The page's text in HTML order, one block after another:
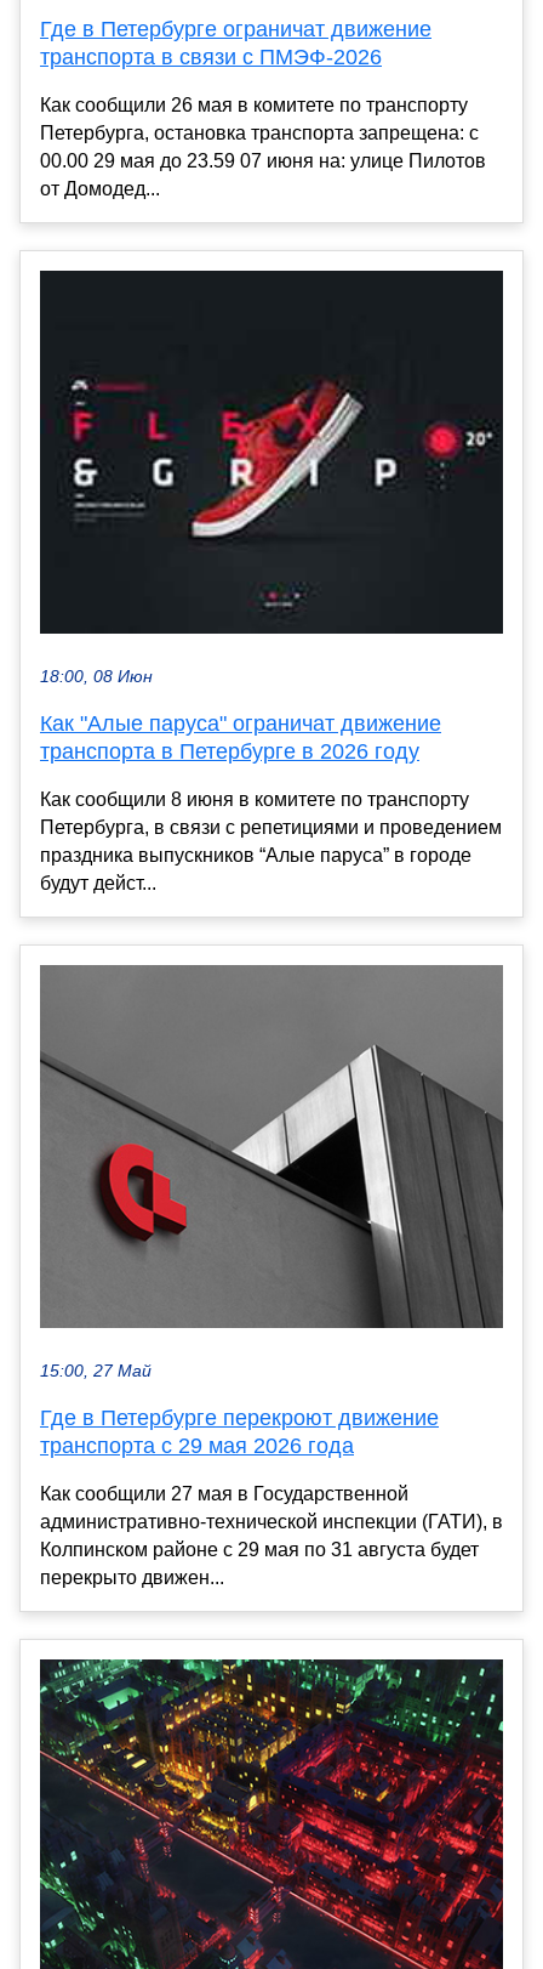
Где в Петербурге ограничат движение
транспорта в связи с ПМЭФ-2026
Как сообщили 26 мая в комитете по транспорту
Петербурга, остановка транспорта запрещена: с
00.00 29 мая до 23.59 07 июня на: улице Пилотов
от Домодед...
18:00, 08 Июн
Как "Алые паруса" ограничат движение
транспорта в Петербурге в 2026 году
Как сообщили 8 июня в комитете по транспорту
Петербурга, в связи с репетициями и проведением
праздника выпускников “Алые паруса” в городе
будут дейст...
15:00, 27 Май
Где в Петербурге перекроют движение
транспорта с 29 мая 2026 года
Как сообщили 27 мая в Государственной
административно-технической инспекции (ГАТИ), в
Колпинском районе с 29 мая по 31 августа будет
перекрыто движен...